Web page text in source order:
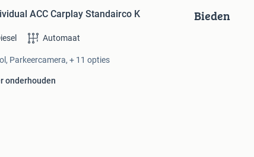
ACC Carplay Standairco K Bieden
Automaat
Parkeercamera, + 11 opties
onderhouden